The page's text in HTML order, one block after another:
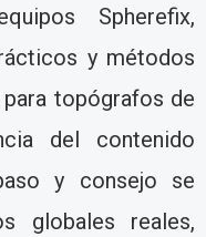
Spherefix,
y métodos
topógrafos de
del contenido
y consejo se
globales reales,